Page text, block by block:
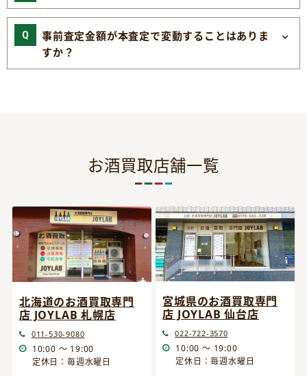
事前査定金額が本査定で変動することはありま
すか？
お酒買取店舗一覧
北海道のお酒買取専門
店 JOYLAB 札幌店
011-530-9080
10:00 ～ 19:00
定休日：毎週水曜日
宮城県のお酒買取専門
店 JOYLAB 仙台店
022-722-3570
10:00 ～ 19:00
定休日：毎週水曜日